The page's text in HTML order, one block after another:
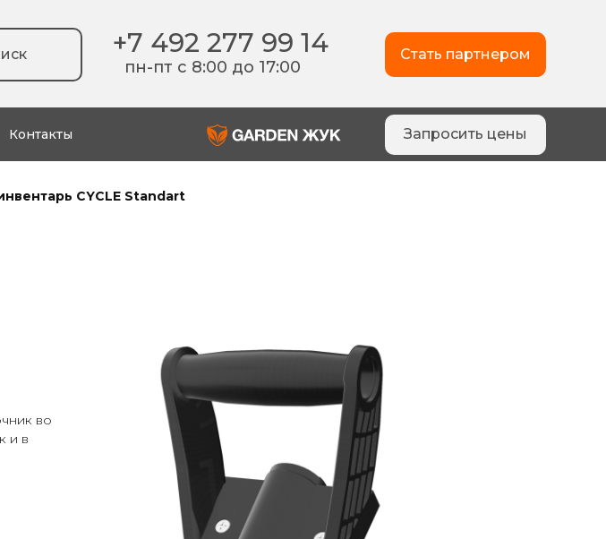
Стать партнером
пн-пт с 8:00 до 17:00
+7 492 277 99 14
Контакты Запросить цены
CYCLE Standart
во
и в